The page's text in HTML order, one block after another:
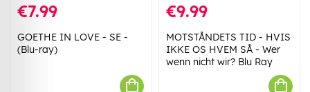
€7.99
GOETHE IN LOVE - SE -
(Blu-ray)
€9.99
MOTSTÅNDETS TID - HVIS
IKKE OS HVEM SÅ - Wer
wenn nicht wir? Blu Ray